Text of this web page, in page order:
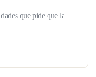
que pide que la
07